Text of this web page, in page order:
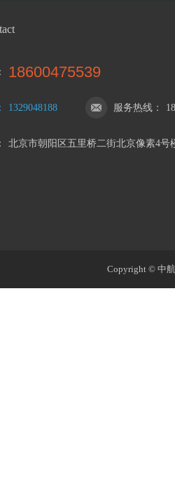
： 18600475539
： 1329048188 服务热线 ：
： 北京市朝阳区五里桥二街北京像素4号
Copyright © 中